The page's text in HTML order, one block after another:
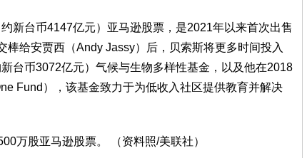
新台币4147亿元）亚马逊股票，是2021年以来首次出售
棒给安贾西（Andy Jassy）后，贝索斯将更多时间投入
台币3072亿元）气候与生物多样性基金，以及他在2018
Fund），该基金致力于为低收入社区提供教育并解决